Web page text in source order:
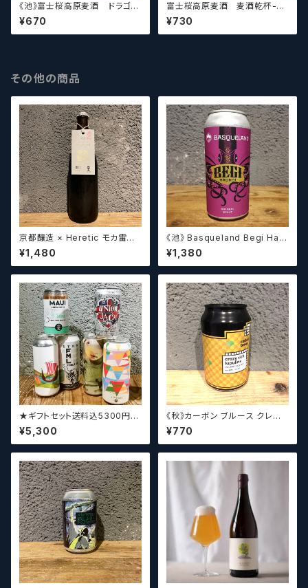
《池》富士桜高原麦酒 ドラゴン
モザイク Fujizakura Kouge
n Beer Dragon Mosaic
【クラフトビール】
¥670
富士桜高原麦酒 麦酒乾杯-H
AZY LAGER- Fujizakura K
ougen Beer 【クラフトビー
ル】
¥730
その他の商品
京都醸造 × Heretic モカ雷神 /
Kyoto × Heretic MOCHA T
HUNDER【クラフトビールシザ
ーズ】
¥1,480
《池》 Basqueland Begi Hau
ndi ベヒ アウンディ
¥1,380
★ギフトセット送料込5300円★
（お好みに合わせて4～5本チョ
イスさせていただきます）【クラフ
トビール】
¥5,300
《秋》カーボン ブルース クレイ
ジーリッチルプリンズ Carbo
n Brews Crazy rich Lupulin
s【クラフトビール】
¥770